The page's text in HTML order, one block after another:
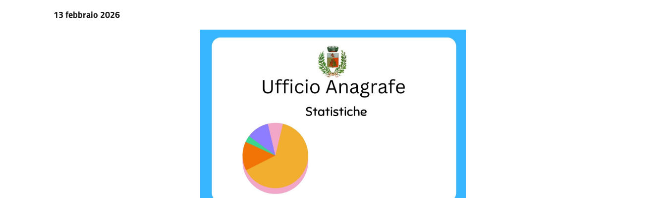
13 febbraio 2026